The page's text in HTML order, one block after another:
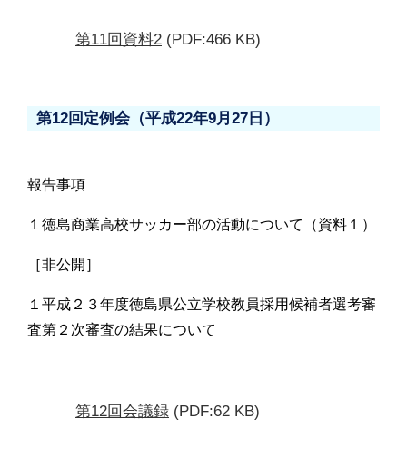
第11回資料2 (PDF:466 KB)
第12回定例会（平成22年9月27日）
報告事項
１徳島商業高校サッカー部の活動について（資料１）
［非公開］
１平成２３年度徳島県公立学校教員採用候補者選考審
査第２次審査の結果について
第12回会議録 (PDF:62 KB)